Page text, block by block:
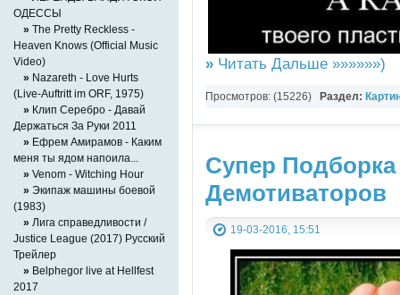
» Читать Дальше »»»»»»)
Просмотров: (15226) Раздел:
Супер
Демотиваторов
19-03-2016, 15:51
ОДЕССЫ
» The Pretty Reckless -
Heaven Knows (Official Music
Video)
» Nazareth - Love Hurts
(Live-Auftritt im ORF, 1975)
» Клип Серебро - Давай
Держаться За Руки 2011
» Ефрем Амирамов - Каким
меня ты ядом напоила...
» Venom - Witching Hour
» Экипаж машины боевой
(1983)
» Лига справедливости /
Justice League (2017) Русский
Трейлер
» Belphegor live at Hellfest
2017